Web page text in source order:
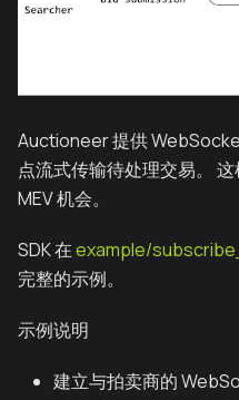
Auctioneer 提供
点流式传输待处理交易。
MEV 机会。
SDK 在example/
完整的示例。
示例说明
建立与拍卖商的